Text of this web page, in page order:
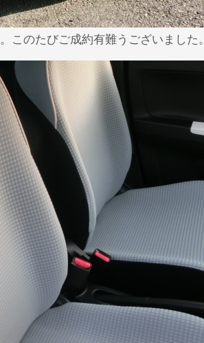
このたびご成約有難うございました。